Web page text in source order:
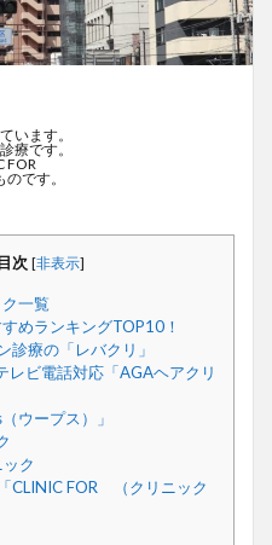
います。
療です。
FOR
です。
次 [非表示]
一覧
めランキングTOP10！
療の「レバクリ」
ビ電話対応「AGAヘアクリ
ウープス）」
ク
FOR （クリニック